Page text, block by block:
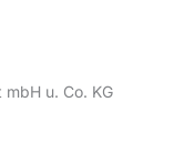
u. Co. KG